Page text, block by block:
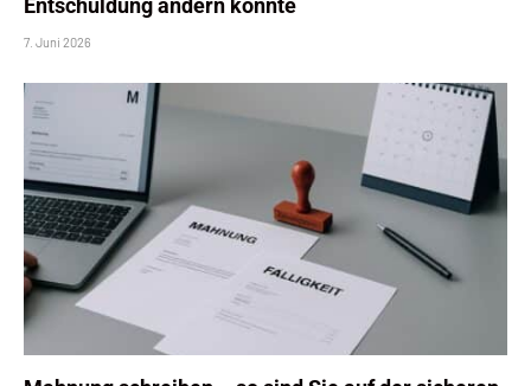
Entschuldung ändern könnte
7. Juni 2026